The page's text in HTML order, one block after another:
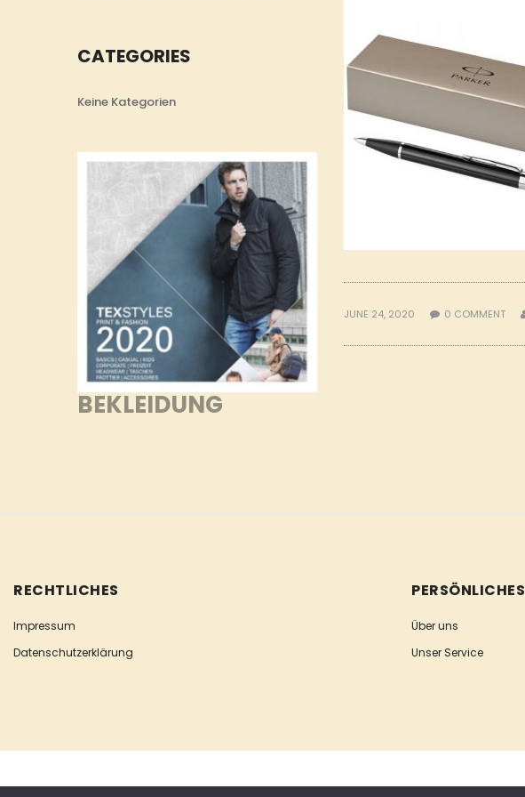
CATEGORIES
Keine Kategorien
BEKLEIDUNG
JUNE 24, 2020 0 COMMENT
RECHTLICHES
Impressum
Datenschutzerklärung
PERSÖNLICHES
Über uns
Unser Service